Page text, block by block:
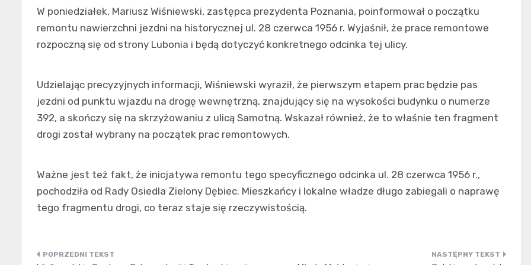
W poniedziałek, Mariusz Wiśniewski, zastępca prezydenta Poznania, poinformował o początku
remontu nawierzchni jezdni na historycznej ul. 28 czerwca 1956 r. Wyjaśnił, że prace remontowe
rozpoczną się od strony Lubonia i będą dotyczyć konkretnego odcinka tej ulicy.
Udzielając precyzyjnych informacji, Wiśniewski wyraził, że pierwszym etapem prac będzie pas
jezdni od punktu wjazdu na drogę wewnętrzną, znajdujący się na wysokości budynku o numerze
392, a skończy się na skrzyżowaniu z ulicą Samotną. Wskazał również, że to właśnie ten fragment
drogi został wybrany na początek prac remontowych.
Ważne jest też fakt, że inicjatywa remontu tego specyficznego odcinka ul. 28 czerwca 1956 r.,
pochodziła od Rady Osiedla Zielony Dębiec. Mieszkańcy i lokalne władze długo zabiegali o naprawę
tego fragmentu drogi, co teraz staje się rzeczywistością.
Nawigacja